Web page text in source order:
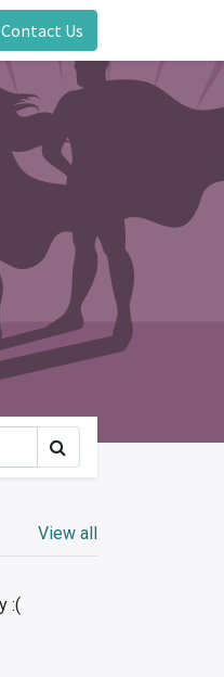
Contact Us
View all
:(